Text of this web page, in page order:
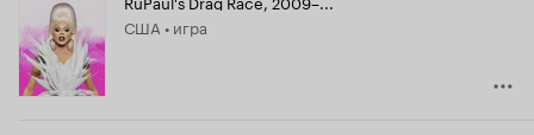
Кинопоиска
8.4
США • игра